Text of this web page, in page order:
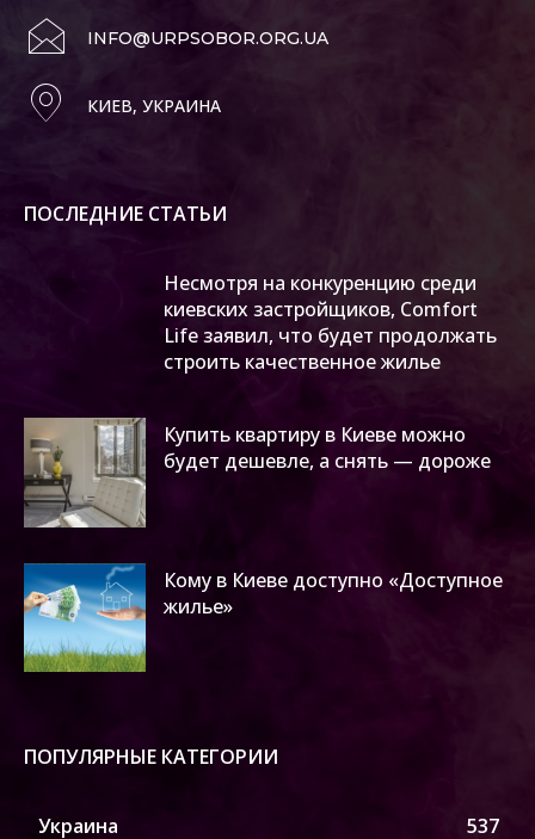
INFO@URPSOBOR.ORG.UA
КИЕВ, УКРАИНА
ПОСЛЕДНИЕ СТАТЬИ
Несмотря на конкуренцию среди
киевских застройщиков, Comfort
Life заявил, что будет продолжать
строить качественное жилье
Купить квартиру в Киеве можно
будет дешевле, а снять — дороже
Кому в Киеве доступно «Доступное
жилье»
ПОПУЛЯРНЫЕ КАТЕГОРИИ
Украина 537